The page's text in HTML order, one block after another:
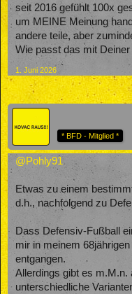
seit 2016 gefühlt 100x
um MEINE Meinung
andere teile, aber
Wie passt das mit
1. Juni 2026
* BFD - Mitglied *
@Pohly91
Etwas zu einem
d.h., nachfolgend zu
Dass Defensiv-Fußball
mir in meinem
entgangen.
Allerdings gibt es m.M.n.
unterschiedliche